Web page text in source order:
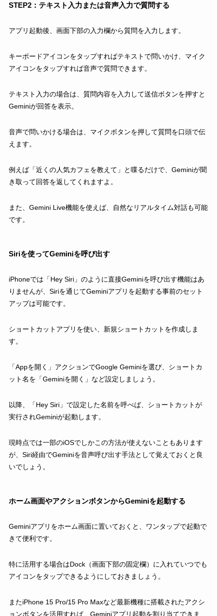
STEP2：テキスト入力または音声入力で質問する
アプリ起動後、画面下部の入力欄から質問を入力します。
キーボードアイコンをタップすればテキストで問いかけ、マイク
アイコンをタップすれば音声で質問できます。
テキスト入力の場合は、質問内容を入力して送信ボタンを押すと
Geminiが回答を表示。
音声で問いかける場合は、マイクボタンを押して質問を口頭で伝
えます。
例えば「近くの人気カフェを教えて」と喋るだけで、Geminiが聞
き取って回答を返してくれますよ。
また、Gemini Live機能を使えば、自然なリアルタイム対話も可能
です。
Siriを使ってGeminiを呼び出す
iPhoneでは「Hey Siri」のように直接Geminiを呼び出す機能はあ
りませんが、Siriを通じてGeminiアプリを起動する事前のセット
アップは可能です。
ショートカットアプリを使い、新規ショートカットを作成しま
す。
「Appを開く」アクションでGoogle Geminiを選び、ショートカ
ット名を「Geminiを開く」など設定しましょう。
以降、「Hey Siri」で設定した名前を呼べば、ショートカットが
実行されGeminiが起動します。
現時点では一部のiOSでしかこの方法が使えないこともあります
が、Siri経由でGeminiを音声呼び出す手法として覚えておくと良
いでしょう。
ホーム画面やアクションボタンからGeminiを起動する
Geminiアプリをホーム画面に置いておくと、ワンタップで起動で
きて便利です。
特に活用する場合はDock（画面下部の固定欄）に入れていつでも
アイコンをタップできるようにしておきましょう。
またiPhone 15 Pro/15 Pro Maxなど最新機種に搭載されたアクシ
ョンボタンを活用すれば、Geminiアプリ起動を割り当てできま